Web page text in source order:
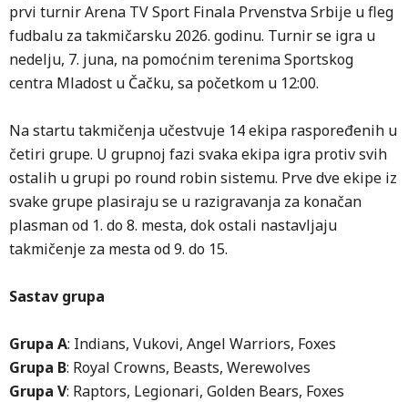
prvi turnir Arena TV Sport Finala Prvenstva Srbije u fleg
fudbalu za takmičarsku 2026. godinu. Turnir se igra u
nedelju, 7. juna, na pomoćnim terenima Sportskog
centra Mladost u Čačku, sa početkom u 12:00.
Na startu takmičenja učestvuje 14 ekipa raspoređenih u
četiri grupe. U grupnoj fazi svaka ekipa igra protiv svih
ostalih u grupi po round robin sistemu. Prve dve ekipe iz
svake grupe plasiraju se u razigravanja za konačan
plasman od 1. do 8. mesta, dok ostali nastavljaju
takmičenje za mesta od 9. do 15.
Sastav grupa
Grupa A: Indians, Vukovi, Angel Warriors, Foxes
Grupa B: Royal Crowns, Beasts, Werewolves
Grupa V: Raptors, Legionari, Golden Bears, Foxes